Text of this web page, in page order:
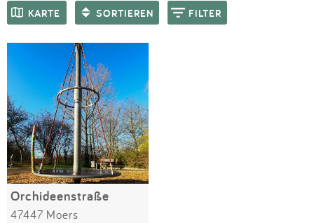
KARTE SORTIEREN FILTER
SPIELGERÄTE
Orchideenstraße
47447 Moers